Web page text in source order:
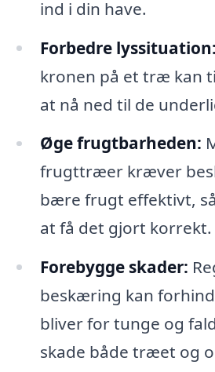
ind i din have.
Forbedre lyssituation:
kronen på et træ kan
at nå ned til de
Øge frugtbarheden:
frugttræer kræver
bære frugt effektivt,
at få det gjort korrekt.
Forebygge skader:
beskæring kan
bliver for tunge og
skade både træet og